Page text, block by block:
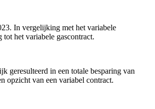
In vergelijking met het variabele
het variabele gascontract.
geresulteerd in een totale besparing van
opzicht van een variabel contract.